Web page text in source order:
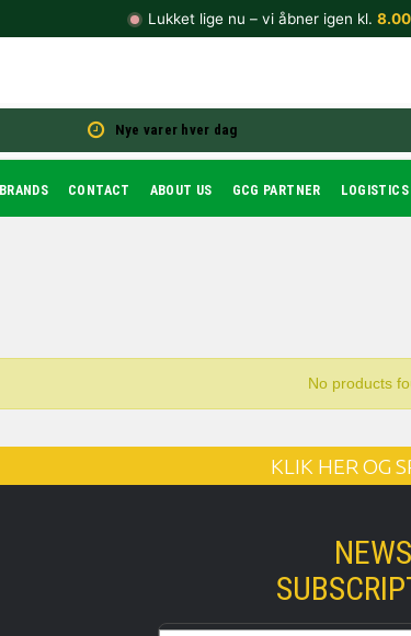
Lukket lige nu – vi åbner igen kl. 8.00
Nye varer hver dag
BRANDS CONTACT ABOUT US GCG PARTNER LOGISTICS
No products
KLIK HER OG
NEWS